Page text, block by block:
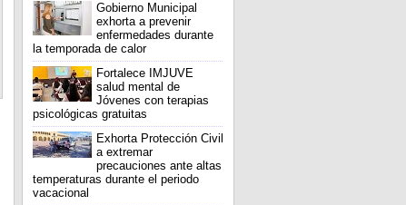
Gobierno Municipal
exhorta a prevenir
enfermedades durante
la temporada de calor
Fortalece IMJUVE
salud mental de
Jóvenes con terapias
psicológicas gratuitas
Exhorta Protección Civil
a extremar
precauciones ante altas
temperaturas durante el periodo
vacacional